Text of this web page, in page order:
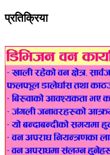
प्रतिक्रिया